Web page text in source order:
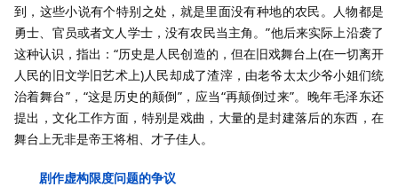
到，这些小说有个特别之处，就是里面没有种地的农民。人物都是
勇士、官员或者文人学士，没有农民当主角。”他后来实际上沿袭了
这种认识，指出：“历史是人民创造的，但在旧戏舞台上(在一切离开
人民的旧文学旧艺术上)人民却成了渣滓，由老爷太太少爷小姐们统
治着舞台”，“这是历史的颠倒”，应当“再颠倒过来”。晚年毛泽东还
提出，文化工作方面，特别是戏曲，大量的是封建落后的东西，在
舞台上无非是帝王将相、才子佳人。
剧作虚构限度问题的争议